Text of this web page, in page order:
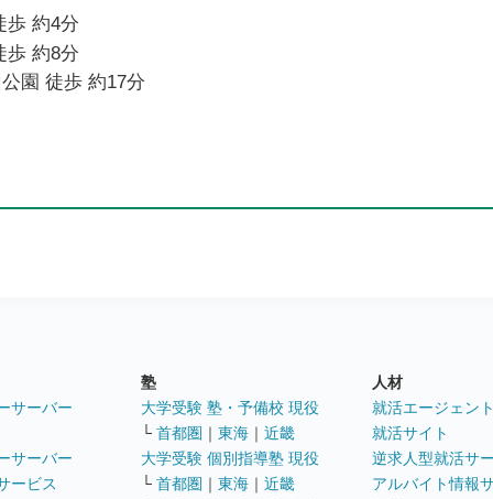
歩 約4分
歩 約8分
園 徒歩 約17分
サーバー
サーバー
ービス
塾
大学受験 塾・予備校 現役
└ 首都圏 ｜ 東海 ｜ 近畿
大学受験 個別指導塾 現役
└ 首都圏 ｜ 東海 ｜ 近畿
人材
就活エージェン
就活サイト
逆求人型就活サ
アルバイト情報